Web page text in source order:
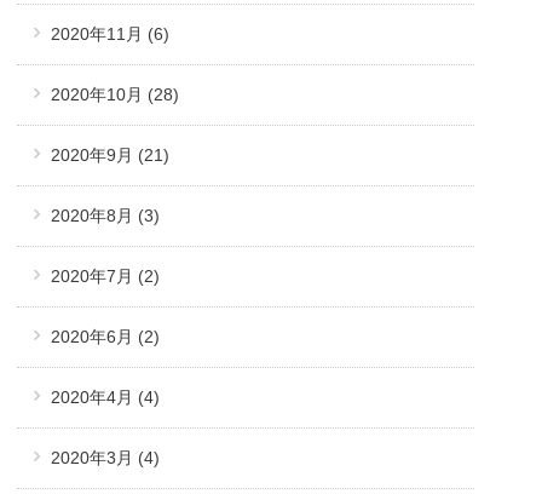
2020年11月 (6)
2020年10月 (28)
2020年9月 (21)
2020年8月 (3)
2020年7月 (2)
2020年6月 (2)
2020年4月 (4)
2020年3月 (4)